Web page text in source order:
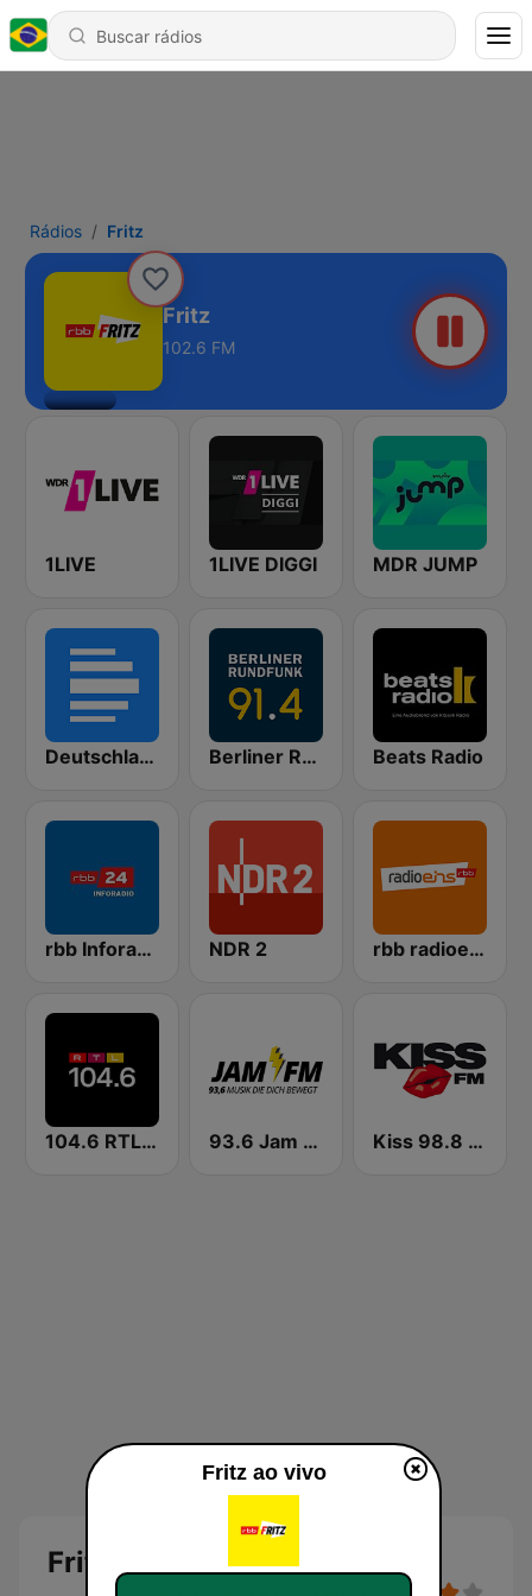
Rádios Fritz
Fritz
102.6 FM
1LIVE 1LIVE DIGGI MDR JUMP
Deutschlandfunk Berliner Rundfunk 91.4 Beats Radio
rbb Inforadio NDR 2 rbb radioeins
104.6 RTL Berlins Hitradio 93.6 Jam FM Kiss 98.8 FM
Fritz
Fritz ao vivo